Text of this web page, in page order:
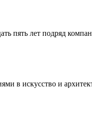
пять лет подряд
в искусство и